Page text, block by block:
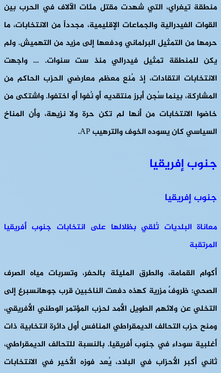
منطقة تيغراي، التي شهدت مقتل مئات الآلاف في الحرب بين
القوات الفيدرالية والجماعات الإقليمية، مجدداً من الانتخابات، ما
حرمها من التمثيل البرلماني ودفعها إلى مزيد من التهميش. ولم
يكن للمنطقة تمثيل فيدرالي منذ ست سنوات. … واجهت
الانتخابات انتقادات، إذ مُنع معظم معارضي الحزب الحاكم من
المشاركة، بينما سُجن أبرز منتقديه أو نُفوا أو اختفوا. واشتكى من
خاضوا الانتخابات من أنها لم تكن حرة ولا نزيهة، وأن المناخ
السياسي كان يسوده الخوف والترهيب AP.
جنوب إفريقيا
جنوب إفريقيا
معاناة البلديات تُلقي بظلالها على انتخابات جنوب أفريقيا
المرتقبة
أكوام القمامة، والطرق المليئة بالحفر، وتسربات مياه الصرف
الصحي: ظروفٌ مزرية كهذه دفعت الناخبين قرب جوهانسبرغ إلى
التخلي عن ولائهم الطويل الأمد لحزب المؤتمر الوطني الأفريقي،
ومنح حزب التحالف الديمقراطي المنافس أول دائرة انتخابية ذات
أغلبية سوداء في جنوب أفريقيا. بالنسبة للتحالف الديمقراطي،
ثاني أكبر الأحزاب في البلاد، يُعد فوزه الأخير في الانتخابات